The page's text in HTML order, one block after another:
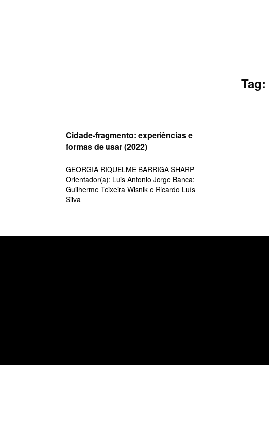
Tag:
Cidade-fragmento: experiências e
formas de usar (2022)
GEORGIA RIQUELME BARRIGA SHARP
Orientador(a): Luis Antonio Jorge Banca:
Guilherme Teixeira Wisnik e Ricardo Luís
Silva